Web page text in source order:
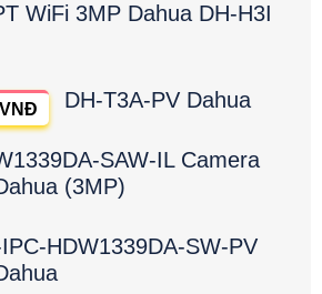
WiFi 3MP Dahua DH-H3I
DH-T3A-PV Dahua
SAW-IL Camera
(3MP)
HDW1339DA-SW-PV